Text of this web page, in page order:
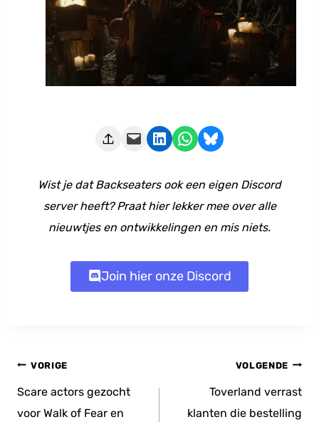
Deze pagina e-mailen Delen op LinkedIn Delen via WhatsApp Share on Bluesky
Wist je dat Backseaters ook een eigen Discord
server heeft? Praat hier lekker mee over alle
nieuwtjes en ontwikkelingen en mis niets.
Join hier onze Discord
Bericht
navigatie
VORIGE
Scare actors gezocht
voor Walk of Fear en
VOLGENDE
Toverland verrast
klanten die bestelling